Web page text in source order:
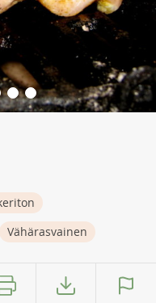
Vähärasvainen